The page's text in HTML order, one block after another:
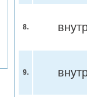
8.
9.